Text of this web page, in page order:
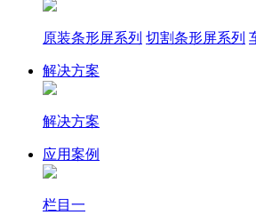
原装条形屏系列 切割条形屏系列
解决方案
解决方案
应用案例
栏目一